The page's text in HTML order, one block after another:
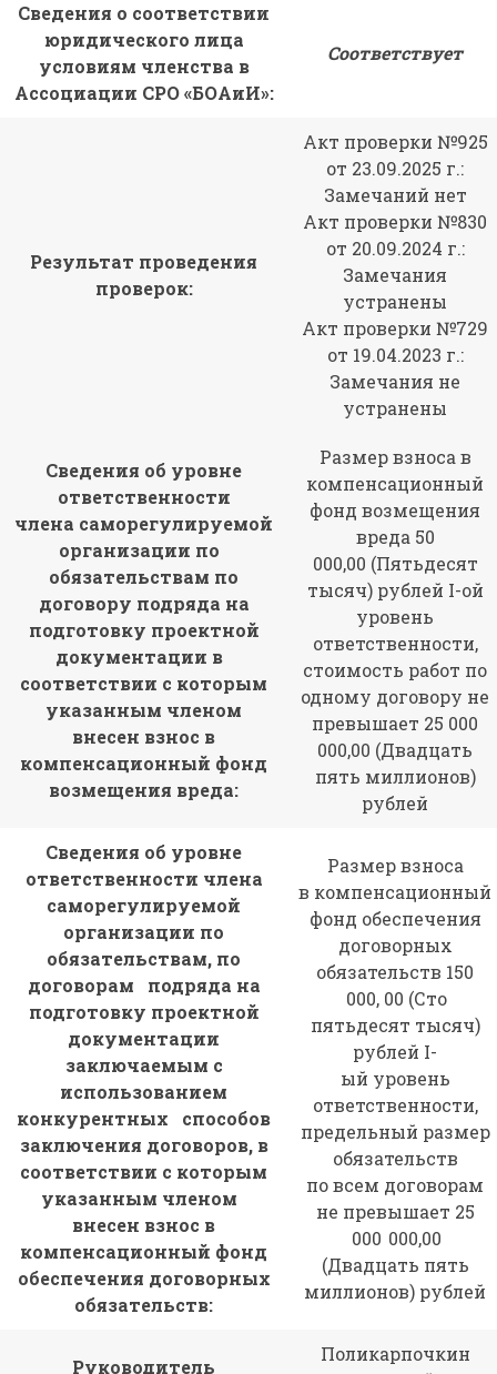
Сведения о соответствии
юридического лица
условиям членства в
Ассоциации СРО «БОАиИ»:
Соответствует
Результат проведения
проверок:
Акт проверки №925
от 23.09.2025 г.:
Замечаний нет
Акт проверки №830
от 20.09.2024 г.:
Замечания
устранены
Акт проверки №729
от 19.04.2023 г.:
Замечания не
устранены
Сведения об уровне
ответственности
члена саморегулируемой
организации по
обязательствам по
договору подряда на
подготовку проектной
документации в
соответствии с которым
указанным членом
внесен взнос в
компенсационный фонд
возмещения вреда:
Размер взноса в
компенсационный
фонд возмещения
вреда 50
000,00 (Пятьдесят
тысяч) рублей I-ой
уровень
ответственности,
стоимость работ по
одному договору не
превышает 25 000
000,00 (Двадцать
пять миллионов)
рублей
Сведения об уровне
ответственности члена
саморегулируемой
организации по
обязательствам, по
договорам подряда на
подготовку проектной
документации
заключаемым с
использованием
конкурентных способов
заключения договоров, в
соответствии с которым
указанным членом
внесен взнос в
компенсационный фонд
обеспечения договорных
обязательств:
Размер взноса
в компенсационный
фонд обеспечения
договорных
обязательств 150
000, 00 (Сто
пятьдесят тысяч)
рублей I-
ый уровень
ответственности,
предельный размер
обязательств
по всем договорам
не превышает 25
000 000,00
(Двадцать пять
миллионов) рублей
Руководитель
Поликарпочкин